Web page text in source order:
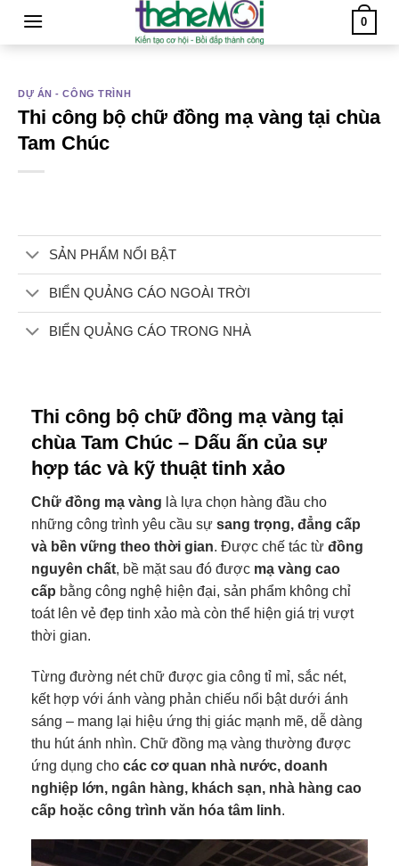
0
DỰ ÁN - CÔNG TRÌNH
Thi công bộ chữ đồng mạ vàng tại chùa
Tam Chúc
SẢN PHẨM NỔI BẬT
BIỂN QUẢNG CÁO NGOÀI TRỜI
BIỂN QUẢNG CÁO TRONG NHÀ
Thi công bộ chữ đồng mạ vàng tại
chùa Tam Chúc – Dấu ấn của sự
hợp tác và kỹ thuật tinh xảo
Chữ đồng mạ vàng là lựa chọn hàng đầu cho
những công trình yêu cầu sự sang trọng, đẳng cấp
và bền vững theo thời gian. Được chế tác từ đồng
nguyên chất, bề mặt sau đó được mạ vàng cao
cấp bằng công nghệ hiện đại, sản phẩm không chỉ
toát lên vẻ đẹp tinh xảo mà còn thể hiện giá trị vượt
thời gian.
Từng đường nét chữ được gia công tỉ mỉ, sắc nét,
kết hợp với ánh vàng phản chiếu nổi bật dưới ánh
sáng – mang lại hiệu ứng thị giác mạnh mẽ, dễ dàng
thu hút ánh nhìn. Chữ đồng mạ vàng thường được
ứng dụng cho các cơ quan nhà nước, doanh
nghiệp lớn, ngân hàng, khách sạn, nhà hàng cao
cấp hoặc công trình văn hóa tâm linh.